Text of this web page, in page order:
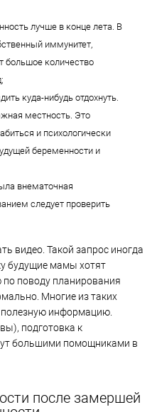
лучше в конце лета. В
иммунитет,
большое количество
куда-нибудь отдохнуть.
местность. Это
и психологически
беременности и
внематочная
следует проверить
видео. Такой запрос иногда
будущие мамы хотят
поводу планирования
Многие из таких
полезную информацию.
подготовка к
большими помощниками в
после замершей